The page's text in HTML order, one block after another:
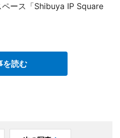
ース「Shibuya IP Square
を読む